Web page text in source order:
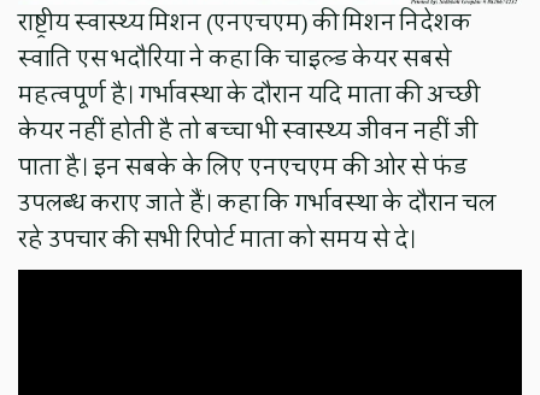
राष्ट्रीय स्वास्थ्य मिशन (एनएचएम) की मिशन निदेशक
स्वाति एस भदौरिया ने कहा कि चाइल्ड केयर सबसे
महत्वपूर्ण है। गर्भावस्था के दौरान यदि माता की अच्छी
केयर नहीं होती है तो बच्चा भी स्वास्थ्य जीवन नहीं जी
पाता है। इन सबके के लिए एनएचएम की ओर से फंड
उपलब्ध कराए जाते हैं। कहा कि गर्भावस्था के दौरान चल
रहे उपचार की सभी रिपोर्ट माता को समय से दे।